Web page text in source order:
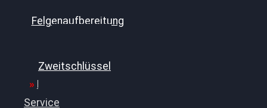
Felgenaufbereitung
Zweitschlüssel
Service